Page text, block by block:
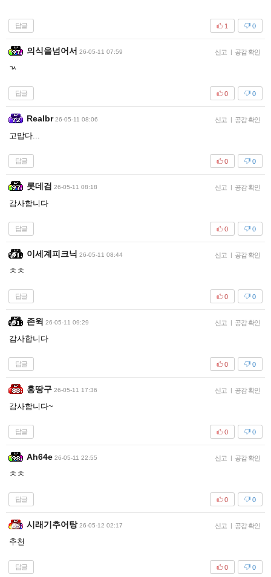
답글 0
1
의식을넘어서 26-05-11 07:59 신고 | 공감 확인
ㄳ
답글 0
0
Realbr 26-05-11 08:06 신고 | 공감 확인
고맙다...
답글 0
0
롯데검 26-05-11 08:18 신고 | 공감 확인
감사합니다
답글 0
0
이세계피크닉 26-05-11 08:44 신고 | 공감 확인
ㅊㅊ
답글 0
0
존윅 26-05-11 09:29 신고 | 공감 확인
감사합니다
답글 0
0
홍땅구 26-05-11 17:36 신고 | 공감 확인
감사합니다~
답글 0
0
Ah64e 26-05-11 22:55 신고 | 공감 확인
ㅊㅊ
답글 0
0
시래기추어탕 26-05-12 02:17 신고 | 공감 확인
추천
답글 0
0